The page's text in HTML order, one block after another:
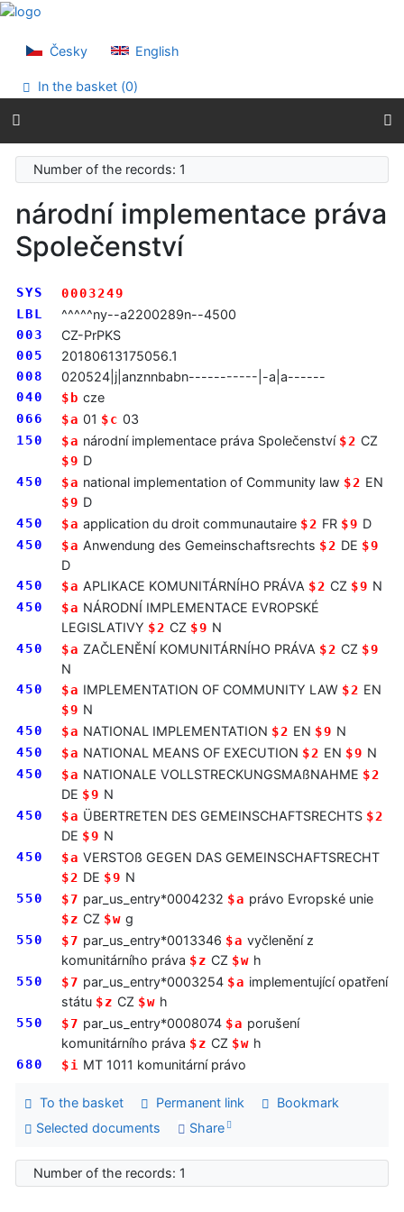
Go to content
Accessibility declaration
Česky English
In the basket (0)
Number of the records: 1
národní implementace práva
Společenství
SYS
0003249
LBL
^^^^^ny--a2200289n--4500
003 CZ-PrPKS
005 20180613175056.1
008 020524|j|anznnbabn-----------|-a|a------
040 $b cze
066 $a 01 $c 03
150 $a národní implementace práva Společenství $2 CZ
$9 D
450 $a national implementation of Community law $2 EN
$9 D
450 $a application du droit communautaire $2 FR $9 D
450 $a Anwendung des Gemeinschaftsrechts $2 DE $9
D
450 $a APLIKACE KOMUNITÁRNÍHO PRÁVA $2 CZ $9 N
450 $a NÁRODNÍ IMPLEMENTACE EVROPSKÉ
LEGISLATIVY $2 CZ $9 N
450 $a ZAČLENĚNÍ KOMUNITÁRNÍHO PRÁVA $2 CZ $9
N
450 $a IMPLEMENTATION OF COMMUNITY LAW $2 EN
$9 N
450 $a NATIONAL IMPLEMENTATION $2 EN $9 N
450 $a NATIONAL MEANS OF EXECUTION $2 EN $9 N
450 $a NATIONALE VOLLSTRECKUNGSMAßNAHME $2
DE $9 N
450 $a ÜBERTRETEN DES GEMEINSCHAFTSRECHTS $2
DE $9 N
450 $a VERSTOß GEGEN DAS GEMEINSCHAFTSRECHT
$2 DE $9 N
550 $7 par_us_entry*0004232 $a právo Evropské unie
$z CZ $w g
550 $7 par_us_entry*0013346 $a vyčlenění z
komunitárního práva $z CZ $w h
550 $7 par_us_entry*0003254 $a implementující opatření
státu $z CZ $w h
550 $7 par_us_entry*0008074 $a porušení
komunitárního práva $z CZ $w h
680 $i MT 1011 komunitární právo
To the basket Permanent link
Bookmark
Selected documents
Share
Number of the records: 1